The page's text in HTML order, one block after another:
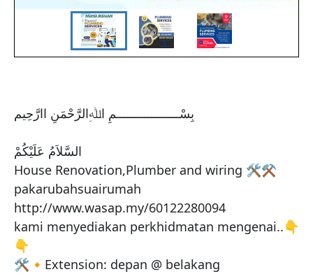
بِسْــــــــــــــــــمِ اﷲِالرَّحْمَنِ اارَّحِيم
السَّلاَمُ عَلَيْكُمْ
House Renovation,Plumber and wiring 🛠⚒
pakarubahsuairumah
http://www.wasap.my/60122280094
kami menyediakan perkhidmatan mengenai..👇
👇
🛠🔸️Extension: depan @ belakang